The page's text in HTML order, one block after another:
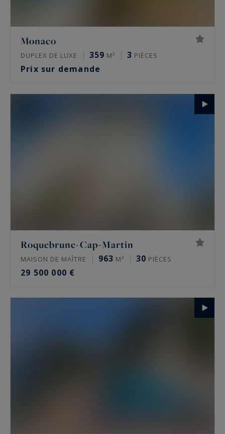
Monaco
DUPLEX DE LUXE 359 M² 3 PIÈCES
Prix sur demande
Roquebrune-Cap-Martin
MAISON DE MAÎTRE 963 M² 30 PIÈCES
29 500 000 €